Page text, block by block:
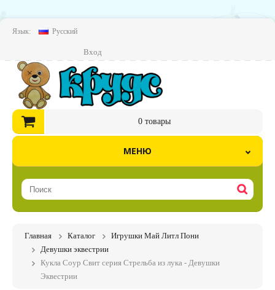
Язык: Русский
Вход
0товары
МЕНЮ
Главная Каталог
Игрушки Май Литл Пони
Девушки эквестрии
Кукла Соур Свит серия Стрельба из лука - Девушки
Эквестрии